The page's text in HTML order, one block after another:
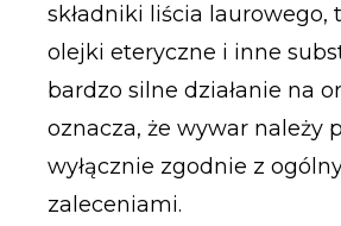
składniki liścia laurowego,
olejki eteryczne i inne
bardzo silne działanie na
oznacza, że wywar należy
wyłącznie zgodnie z
zaleceniami.